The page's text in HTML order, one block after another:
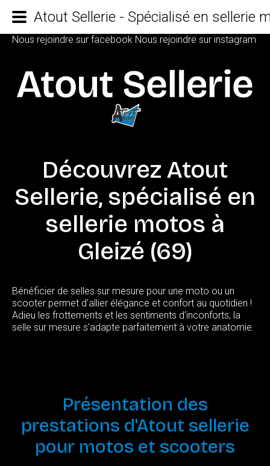
Nous rejoindre sur facebook Nous rejoindre sur instagram
Découvrez Atout
Sellerie, spécialisé en
sellerie motos à
Gleizé (69)
Bénéficier de selles sur mesure pour une moto ou un
scooter permet d'allier élégance et confort au quotidien !
Adieu les frottements et les sentiments d'inconforts, la
selle sur mesure s'adapte parfaitement à votre anatomie.
Présentation des
prestations d'Atout sellerie
pour motos et scooters
Atout Sellerie - Spécialisé en sellerie